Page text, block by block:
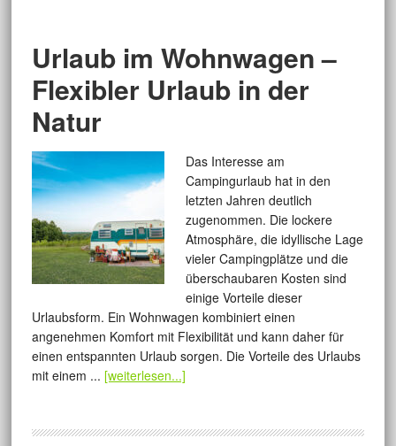
Urlaub im Wohnwagen –
Flexibler Urlaub in der
Natur
Das Interesse am
Campingurlaub hat in den
letzten Jahren deutlich
zugenommen. Die lockere
Atmosphäre, die idyllische Lage
vieler Campingplätze und die
überschaubaren Kosten sind
einige Vorteile dieser
Urlaubsform. Ein Wohnwagen kombiniert einen
angenehmen Komfort mit Flexibilität und kann daher für
einen entspannten Urlaub sorgen. Die Vorteile des Urlaubs
mit einem ... [weiterlesen...]